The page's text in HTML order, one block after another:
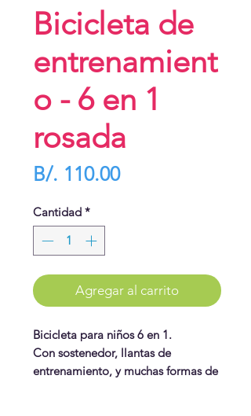
Bicicleta de
entrenamient
o - 6 en 1
rosada
B/. 110.00Precio
Cantidad *
Agregar al carrito
Bicicleta para niños 6 en 1.
Con sostenedor, llantas de
entrenamiento, y muchas formas de